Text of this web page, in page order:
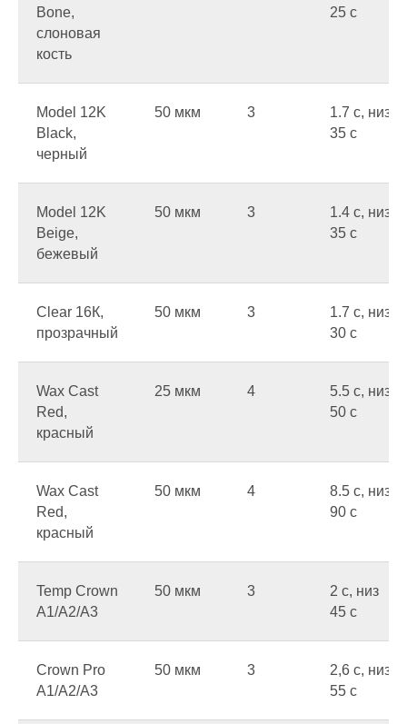
Bone,
слоновая
кость
25 c
Model 12K
Black,
черный
50 мкм 3
1.7 c, низ
35 c
Model 12K
Beige,
бежевый
50 мкм 3
1.4 c, низ
35 c
Clear 16К,
прозрачный
50 мкм 3
1.7 c, низ
30 c
Wax Cast
Red,
красный
25 мкм 4
5.5 c, низ
50 c
Wax Cast
Red,
красный
50 мкм 4
8.5 c, низ
90 c
Temp Crown
A1/A2/A3
50 мкм 3
2 c, низ
45 c
Crown Pro
A1/A2/A3
50 мкм 3
2,6 c, низ
55 c